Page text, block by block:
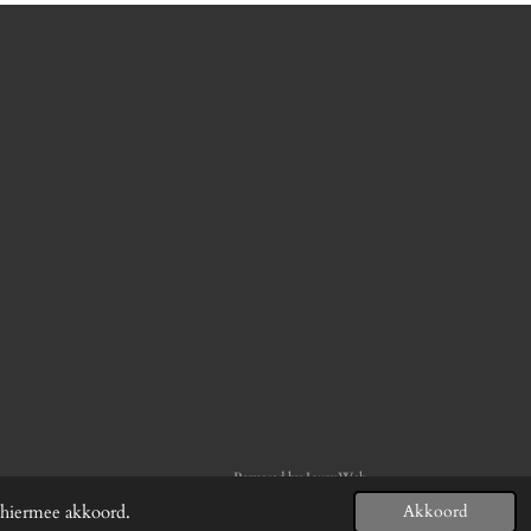
akkoord. Akkoord
Powered byJouwWeb